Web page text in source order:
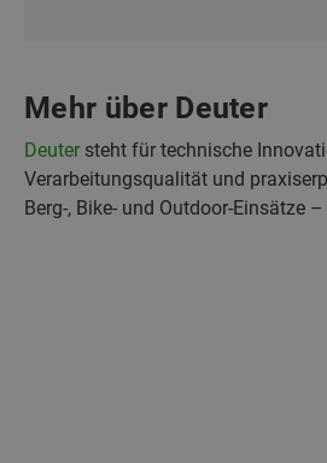
Mehr über Deuter
Deuter steht für technische
Verarbeitungsqualität und
Berg‑, Bike‑ und Outdoor‑Einsätze